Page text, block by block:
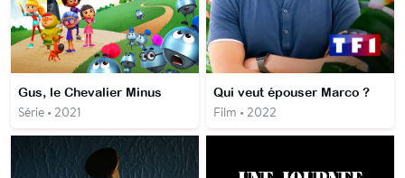
Gus, le Chevalier Minus
Série • 2021
Qui veut épouser Marco ?
Film • 2022